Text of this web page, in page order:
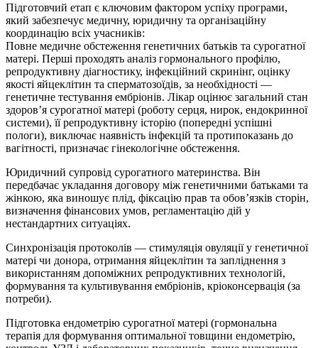
Підготовчий етап є ключовим фактором успіху програми,
який забезпечує медичну, юридичну та організаційну
координацію всіх учасників:
Повне медичне обстеження генетичних батьків та сурогатної
матері. Перші проходять аналіз гормонального профілю,
репродуктивну діагностику, інфекційний скринінг, оцінку
якості яйцеклітин та сперматозоїдів, за необхідності —
генетичне тестування ембріонів. Лікар оцінює загальний стан
здоров’я сурогатної матері (роботу серця, нирок, ендокринної
системи), її репродуктивну історію (попередні успішні
пологи), виключає наявність інфекцій та протипоказань до
вагітності, призначає гінекологічне обстеження.
Юридичний супровід сурогатного материнства. Він
передбачає укладання договору між генетичними батьками та
жінкою, яка виношує плід, фіксацію прав та обов’язків сторін,
визначення фінансових умов, регламентацію дій у
нестандартних ситуаціях.
Синхронізація протоколів — стимуляція овуляції у генетичної
матері чи донора, отримання яйцеклітин та запліднення з
використанням допоміжних репродуктивних технологій,
формування та культивування ембріонів, кріоконсервація (за
потреби).
Підготовка ендометрію сурогатної матері (гормональна
терапія для формування оптимальної товщини ендометрію,